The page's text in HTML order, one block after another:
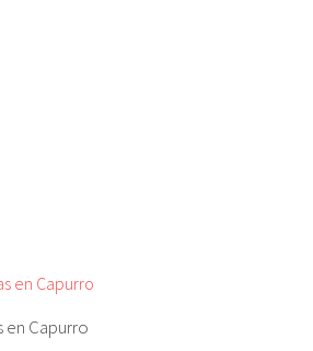
Capurro